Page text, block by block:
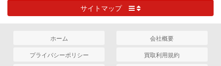
サイトマップ
ホーム
会社概要
プライバシーポリシー
買取利用規約